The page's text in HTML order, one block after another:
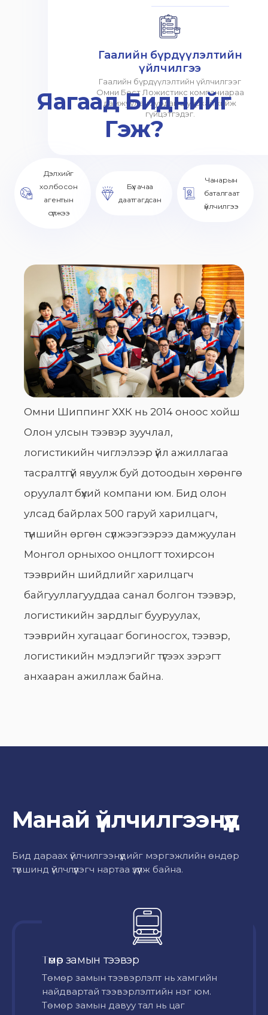
Гаалийн бүрдүүлэлтийн
үйлчилгээ
Гаалийн бүрдүүлэлтийн үйлчилгээг
Омни Бест Ложистикс компаниараа
дамжуулан хурдан шуурхай хийж
гүйцэтгэдэг.
Яагаад Биднийг
Гэж?
Дэлхийг
холбосон
агентын
сүлжээ
Бүх ачаа
даатгагдсан
Чанарын
баталгаат
үйлчилгээ
Омни Шиппинг ХХК нь 2014 оноос хойш
Олон улсын тээвэр зуучлал,
логистикийн чиглэлээр үйл ажиллагаа
тасралтгүй явуулж буй дотоодын хөрөнгө
оруулалт бүхий компани юм. Бид олон
улсад байрлах 500 гаруй харилцагч,
түншийн өргөн сүлжээгээрээ дамжуулан
Монгол орныхоо онцлогт тохирсон
тээврийн шийдлийг харилцагч
байгууллагууддаа санал болгон тээвэр,
логистикийн зардлыг бууруулах,
тээврийн хугацааг богиносгох, тээвэр,
логистикийн мэдлэгийг түгээх зэрэгт
анхааран ажиллаж байна.
Манай үйлчилгээнүүд
Бид дараах үйлчилгээнүүдийг мэргэжлийн өндөр
түвшинд үйлчлүүлэгч нартаа үзүүлж байна.
Төмөр замын тээвэр
Төмөр замын тээвэрлэлт нь хамгийн
найдвартай тээвэрлэлтийн нэг юм.
Төмөр замын давуу тал нь цаг